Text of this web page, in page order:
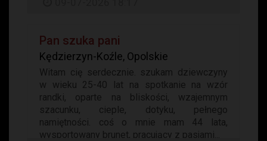
Pan szuka pani
Kędzierzyn-Koźle, Opolskie
Witam cię serdecznie. szukam dziewczyny
w wieku 25-40 lat na spotkanie na wzór
randki, oparte na bliskości, wzajemnym
szacunku, cieple, dotyku, pełnego
namiętności. coś o mnie mam 44 lata,
wysportowany brunet, pracujący z pasjami...